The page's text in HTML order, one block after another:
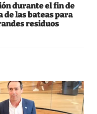
durante el fin de
de las bateas para
residuos